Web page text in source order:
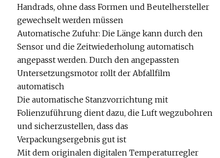
Handrads, ohne dass Formen und Beutelhersteller
gewechselt werden müssen
Automatische Zufuhr: Die Länge kann durch den
Sensor und die Zeitwiederholung automatisch
angepasst werden. Durch den angepassten
Untersetzungsmotor rollt der Abfallfilm
automatisch
Die automatische Stanzvorrichtung mit
Folienzuführung dient dazu, die Luft wegzubohren
und sicherzustellen, dass das
Verpackungsergebnis gut ist
Mit dem originalen digitalen Temperaturregler